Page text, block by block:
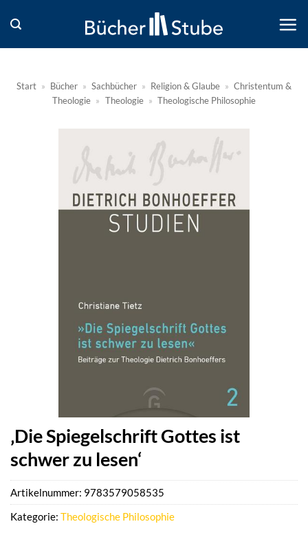
Inhalt
springen
Start » Bücher » Sachbücher » Religion & Glaube » Christentum &
Theologie » Theologie » Theologische Philosophie
‚Die Spiegelschrift Gottes ist
schwer zu lesen‘
Artikelnummer: 9783579058535
Kategorie: Theologische Philosophie